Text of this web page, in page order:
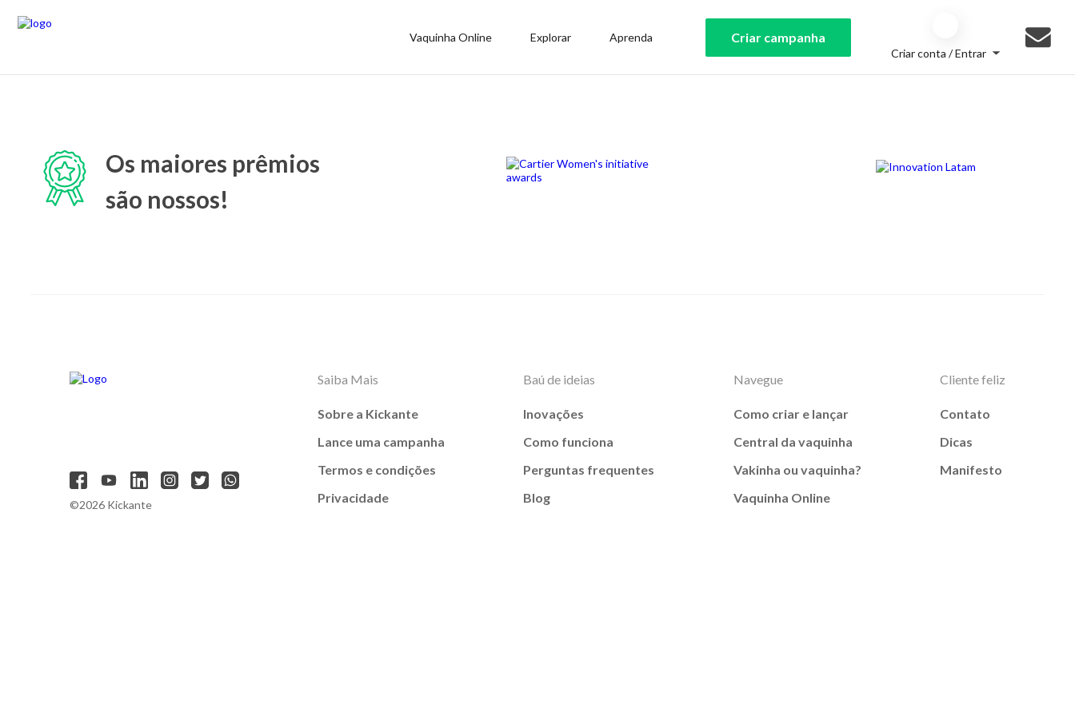
Vaquinha Online Explorar Aprenda Criar campanha
Criar conta / Entrar
Os maiores prêmios
são nossos!
©2026 Kickante
Saiba Mais
Sobre a Kickante
Lance uma campanha
Termos e condições
Privacidade
Baú de ideias
Inovações
Como funciona
Perguntas frequentes
Blog
Navegue
Como criar e lançar
Central da vaquinha
Vakinha ou vaquinha?
Vaquinha Online
Cliente feliz
Contato
Dicas
Manifesto